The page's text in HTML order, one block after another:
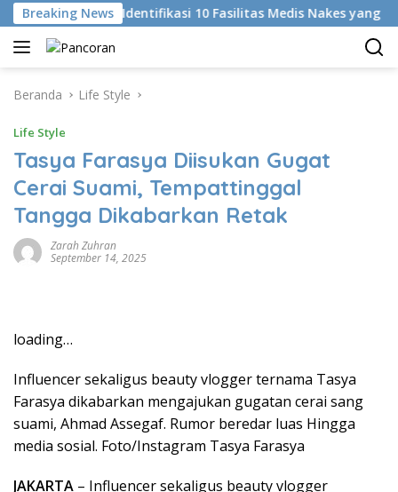
Langsung
ke
konten
Breaking News
KKI Identifikasi 10 Fasilitas Medis Nakes yang Diduga
Beranda Life Style
Life Style
Tasya Farasya Diisukan Gugat
Cerai Suami, Tempattinggal
Tangga Dikabarkan Retak
Zarah Zuhran
September 14, 2025
loading…
Influencer sekaligus beauty vlogger ternama Tasya
Farasya dikabarkan mengajukan gugatan cerai sang
suami, Ahmad Assegaf. Rumor beredar luas Hingga
media sosial. Foto/Instagram Tasya Farasya
JAKARTA – Influencer sekaligus beauty vlogger